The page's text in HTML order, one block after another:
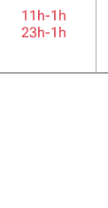
11h-1h
23h-1h